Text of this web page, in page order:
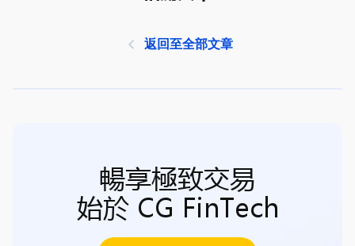
返回至全部文章
暢享極致交易
始於 CG FinTech